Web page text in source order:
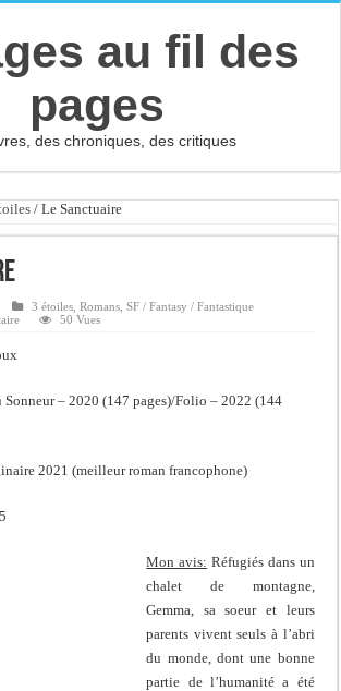
au fil des
pages
des chroniques, des critiques
/ Le Sanctuaire
3 étoiles ,Romans ,SF / Fantasy / Fantastique
50 Vues
– 2020 (147 pages)/Folio – 2022 (144
2021 (meilleur roman francophone)
Mon avis: Réfugiés dans un
chalet de montagne,
Gemma, sa soeur et leurs
parents vivent seuls à l’abri
du monde, dont une bonne
partie de l’humanité a été